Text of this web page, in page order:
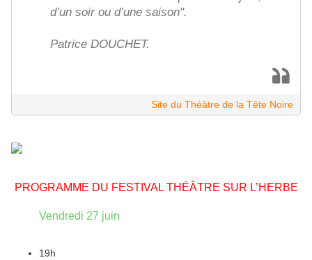
d’un soir ou d’une saison".
Patrice DOUCHET.
Site du Théâtre de la Tête Noire
PROGRAMME DU FESTIVAL THÉÂTRE SUR L’HERBE
Vendredi 27 juin
19h